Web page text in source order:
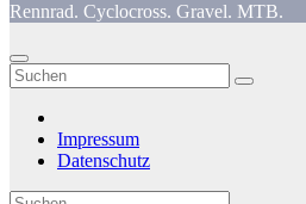
Rennrad. Cyclocross. Gravel. MTB.
Impressum
Datenschutz